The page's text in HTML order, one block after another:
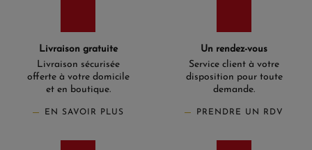
Livraison gratuite
Livraison sécurisée
offerte à votre domicile
et en boutique.
EN SAVOIR PLUS
Un rendez-vous
Service client à votre
disposition pour toute
demande.
PRENDRE UN RDV